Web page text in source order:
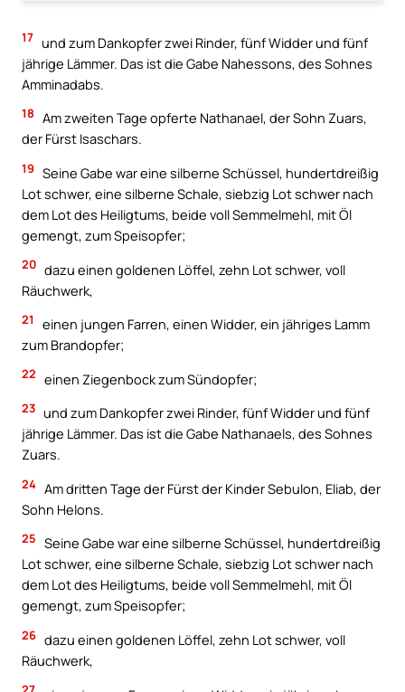
17 und zum Dankopfer zwei Rinder, fünf Widder und fünf
jährige Lämmer. Das ist die Gabe Nahessons, des Sohnes
Amminadabs.
18 Am zweiten Tage opferte Nathanael, der Sohn Zuars,
der Fürst Isaschars.
19 Seine Gabe war eine silberne Schüssel, hundertdreißig
Lot schwer, eine silberne Schale, siebzig Lot schwer nach
dem Lot des Heiligtums, beide voll Semmelmehl, mit Öl
gemengt, zum Speisopfer;
20 dazu einen goldenen Löffel, zehn Lot schwer, voll
Räuchwerk,
21
einen jungen Farren, einen Widder, ein jähriges Lamm
zum Brandopfer;
22 einen Ziegenbock zum Sündopfer;
23 und zum Dankopfer zwei Rinder, fünf Widder und fünf
jährige Lämmer. Das ist die Gabe Nathanaels, des Sohnes
Zuars.
24 Am dritten Tage der Fürst der Kinder Sebulon, Eliab, der
Sohn Helons.
25 Seine Gabe war eine silberne Schüssel, hundertdreißig
Lot schwer, eine silberne Schale, siebzig Lot schwer nach
dem Lot des Heiligtums, beide voll Semmelmehl, mit Öl
gemengt, zum Speisopfer;
26 dazu einen goldenen Löffel, zehn Lot schwer, voll
Räuchwerk,